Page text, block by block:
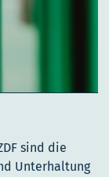
sind die
Unterhaltung